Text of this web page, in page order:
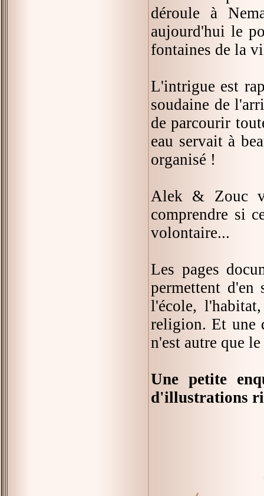
déroule à
aujourd'hui le
fontaines de la
L'intrigue est
soudaine de
de parcourir
eau servait à
organisé !
Alek & Zouc
comprendre si
volontaire...
Les pages
permettent
l'école,
religion. Et une
n'est autre que
Une petite
d'illustrations